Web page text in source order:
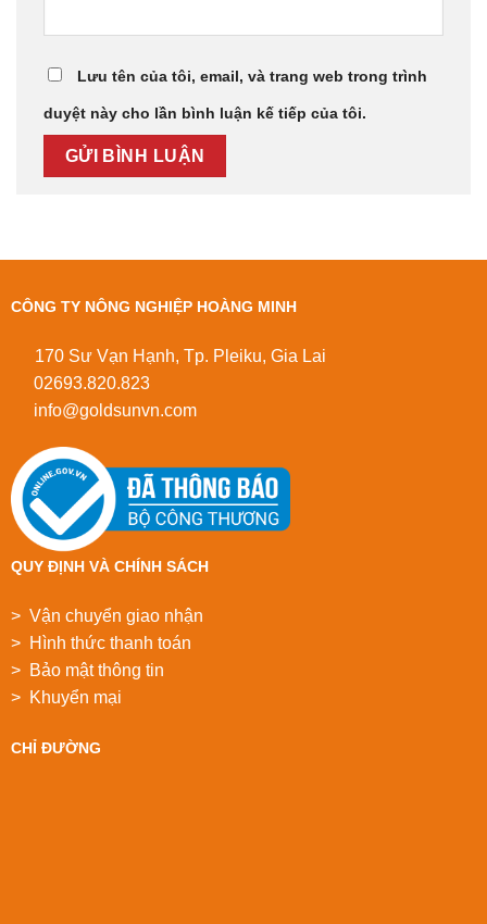
Lưu tên của tôi, email, và trang web trong trình
duyệt này cho lần bình luận kế tiếp của tôi.
CÔNG TY NÔNG NGHIỆP HOÀNG MINH
170 Sư Vạn Hạnh, Tp. Pleiku, Gia Lai
02693.820.823
info@goldsunvn.com
QUY ĐỊNH VÀ CHÍNH SÁCH
> Vận chuyển giao nhận
> Hình thức thanh toán
> Bảo mật thông tin
> Khuyển mại
CHỈ ĐƯỜNG